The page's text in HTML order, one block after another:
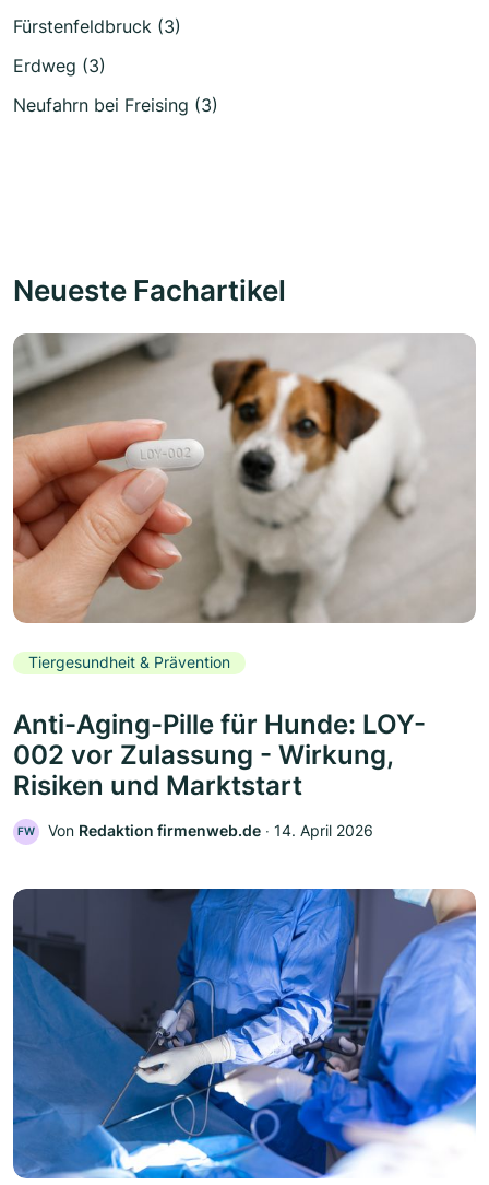
Fürstenfeldbruck (3)
Erdweg (3)
Neufahrn bei Freising (3)
Neueste Fachartikel
Tiergesundheit & Prävention
Anti-Aging-Pille für Hunde: LOY-
002 vor Zulassung - Wirkung,
Risiken und Marktstart
FW Von Redaktion firmenweb.de ‧ 14. April 2026